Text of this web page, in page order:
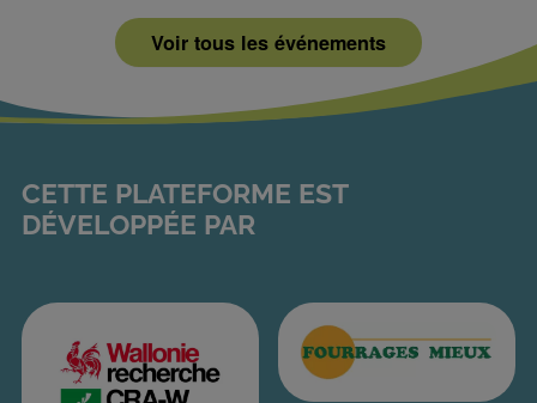
Voir tous les événements
CETTE PLATEFORME EST
DÉVELOPPÉE PAR